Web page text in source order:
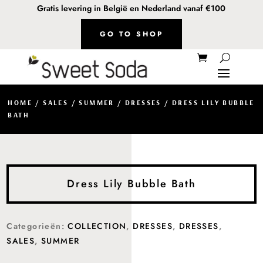
Gratis levering in België en Nederland vanaf €100
GO TO SHOP
HOME /SALES /SUMMER / DRESSES / DRESS LILY BUBBLE
BATH
Dress Lily Bubble Bath
Categorieën:COLLECTION, DRESSES, DRESSES,
SALES,SUMMER